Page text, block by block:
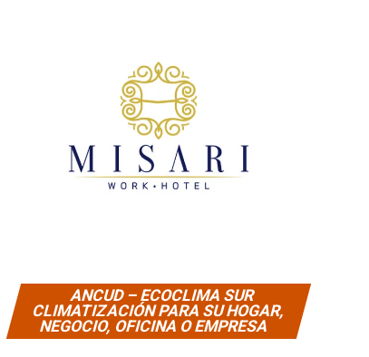
ANCUD – ECOCLIMA SUR
CLIMATIZACIÓN PARA SU HOGAR,
NEGOCIO, OFICINA O EMPRESA